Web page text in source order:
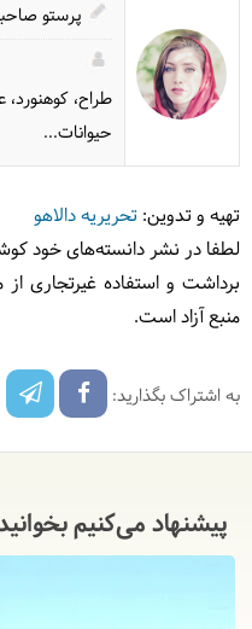
پرستو
طراح،
حیوانات...
تهیه و تدوین: تحریریه دالاهو
لطفا در نشر دانسته‌های خود
برداشت و استفاده غیرتجاری
منبع آزاد است.
به اشتراک بگذارید:
پیشنهاد می‌کنیم